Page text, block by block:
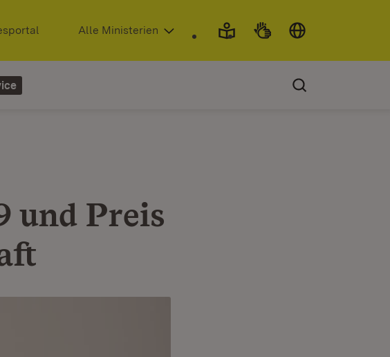
(Öffnet in neuem Fenster)
Alle Ministerien
und Preis